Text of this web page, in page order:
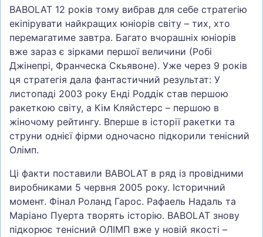
BABOLAT 12 років тому вибрав для себе стратегію
екіпірувати найкращих юніорів світу – тих, хто
перемагатиме завтра. Багато вчорашніх юніорів
вже зараз є зірками першої величини (Робі
Джінепрі, Франческа Скьявоне). Уже через 9 років
ця стратегія дала фантастичний результат: У
листопаді 2003 року Енді Роддік став першою
ракеткою світу, а Кім Кляйстерс – першою в
жіночому рейтингу. Вперше в історії ракетки та
струни однієї фірми одночасно підкорили тенісний
Олімп.
Ці факти поставили BABOLAT в ряд із провідними
виробниками 5 червня 2005 року. Історичний
момент. Фінал Роланд Гарос. Рафаель Надаль та
Маріано Пуерта творять історію. BABOLAT знову
підкорює тенісний ОЛІМП вже у новій якості –